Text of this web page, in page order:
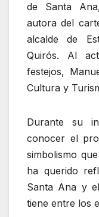
de Santa
autora del
alcalde de
Quirós. Al
festejos,
Cultura y
Durante su
conocer el
simbolismo
ha querido
Santa Ana y
tiene entre los